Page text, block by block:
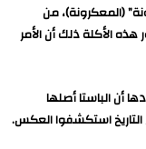
(المعكرونة)، من
الأكلة ذلك أن الأمر
أن الباستا أصلها
استكشفوا العكس.